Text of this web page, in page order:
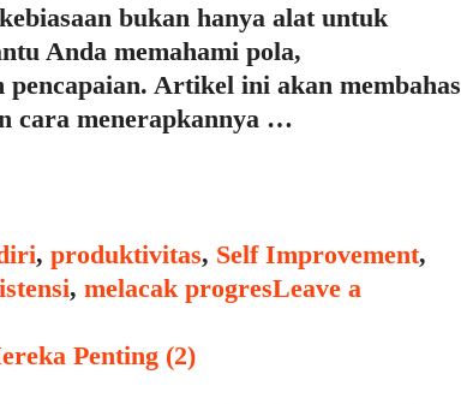
bukan hanya alat untuk
Anda memahami pola,
Artikel ini akan membahas
cara menerapkannya …
, produktivitas, Self Improvement,
, melacak progresLeave a